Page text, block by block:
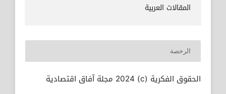
المقالات العربية
الرخصة
الحقوق الفكرية (c) 2024 مجلة آفاق اقتصادية